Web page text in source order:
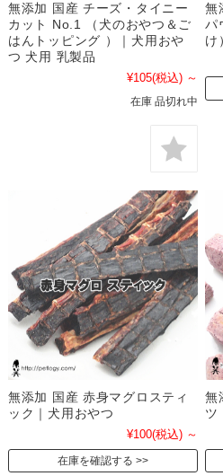
無添加 国産 チーズ・タイニー
カット No.1 （犬のおやつ＆ご
はんトッピング ）｜犬用おや
つ 犬用 乳製品
¥105(税込) ～
在庫 品切れ中
無
パ
け
無添加 国産 赤身マグロスティ
ック｜犬用おやつ
¥100(税込) ～
在庫を確認する
無
ツ